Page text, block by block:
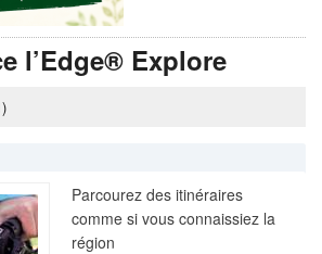
l’Edge® Explore
)
Parcourez des itinéraires
comme si vous connaissiez la
région